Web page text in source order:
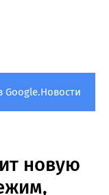
Google.Новости
новую